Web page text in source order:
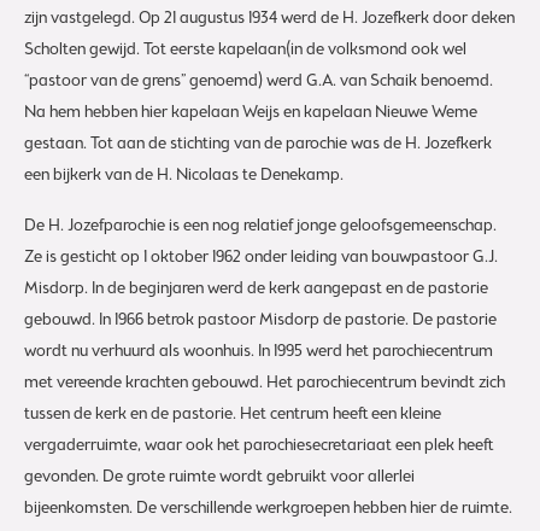
zijn vastgelegd. Op 21 augustus 1934 werd de H. Jozefkerk door deken
Scholten gewijd. Tot eerste kapelaan(in de volksmond ook wel
“pastoor van de grens” genoemd) werd G.A. van Schaik benoemd.
Na hem hebben hier kapelaan Weijs en kapelaan Nieuwe Weme
gestaan. Tot aan de stichting van de parochie was de H. Jozefkerk
een bijkerk van de H. Nicolaas te Denekamp.
De H. Jozefparochie is een nog relatief jonge geloofsgemeenschap.
Ze is gesticht op 1 oktober 1962 onder leiding van bouwpastoor G.J.
Misdorp. In de beginjaren werd de kerk aangepast en de pastorie
gebouwd. In 1966 betrok pastoor Misdorp de pastorie. De pastorie
wordt nu verhuurd als woonhuis. In 1995 werd het parochiecentrum
met vereende krachten gebouwd. Het parochiecentrum bevindt zich
tussen de kerk en de pastorie. Het centrum heeft een kleine
vergaderruimte, waar ook het parochiesecretariaat een plek heeft
gevonden. De grote ruimte wordt gebruikt voor allerlei
bijeenkomsten. De verschillende werkgroepen hebben hier de ruimte.